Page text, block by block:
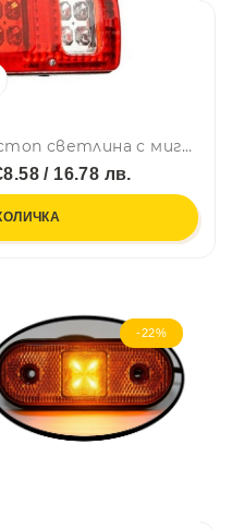
Комплект LED стопове, стоп светлина с мигач, задна светлина, 12v за камион бус ТИР, ремарке, каравана 29 x 8 cm
/ 16.78 лв.
-22%